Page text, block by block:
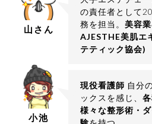
山さん
の責任者として
務を担当。 美容
AJESTHE美肌エ
テティック協会)
小池
現役看護師 自分
ックスを感じ、
様々な整形術・